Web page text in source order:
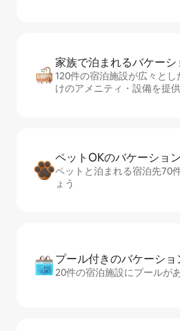
家族で泊まれるバ⁠ケ⁠ー⁠
120件の宿泊施設が広々と
けのアメニティ・設備を提
ペットOKのバ⁠ケ⁠ー⁠シ⁠ョ⁠
ペットと泊まれる宿泊先70
ょう
プール付きのバ⁠ケ⁠ー⁠シ⁠
20件の宿泊施設にプールが